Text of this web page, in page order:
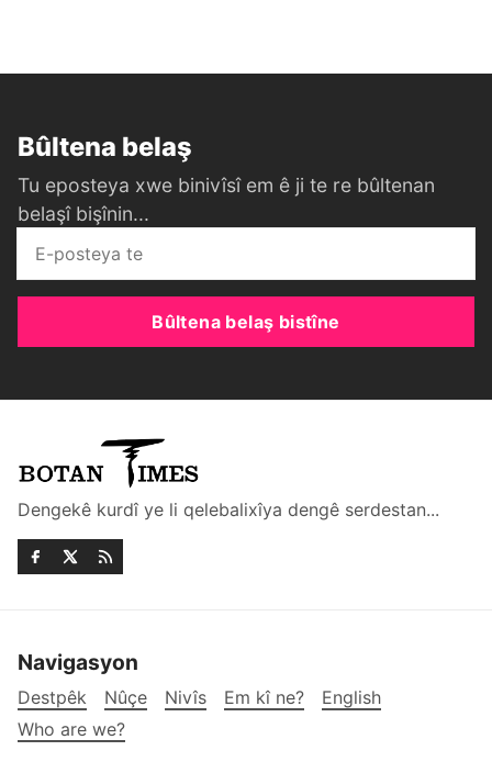
Bûltena belaş
Tu eposteya xwe binivîsî em ê ji te re bûltenan
belaşî bişînin...
Bûltena belaş bistîne
Dengekê kurdî ye li qelebalixîya dengê serdestan...
Navigasyon
Destpêk Nûçe Nivîs Em kî ne?
English
Who are we?